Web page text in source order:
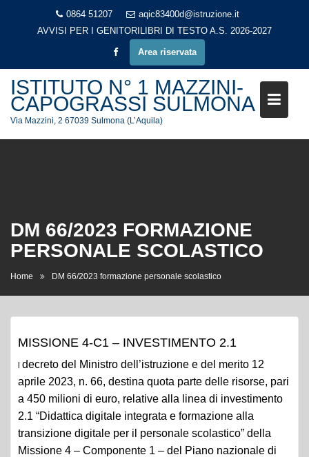
0864 51207
aqic83400d@istruzione.it
AVVISI PER I GENITORI LIBRI DI TESTO A.S. 2026-2027
Area riservata
ISTITUTO N° 1 MAZZINI-
CAPOGRASSI SULMONA
Via Mazzini, 2 67039 Sulmona (L’Aquila)
DM 66/2023 FORMAZIONE
PERSONALE SCOLASTICO
Home DM 66/2023 formazione personale scolastico
MISSIONE 4-C1 – INVESTIMENTO 2.1
decreto del Ministro dell’istruzione e del merito 12
aprile 2023, n. 66, destina quota parte delle risorse, pari
a 450 milioni di euro, relative alla linea di investimento
2.1 “Didattica digitale integrata e formazione alla
transizione digitale per il personale scolastico” della
Missione 4 – Componente 1 – del Piano nazionale di